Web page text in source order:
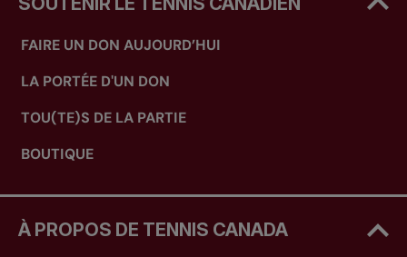
FAIRE UN DON AUJOURD’HUI
LA PORTÉE D'UN DON
TOU(TE)S DE LA PARTIE
BOUTIQUE
À PROPOS DE TENNIS CANADA